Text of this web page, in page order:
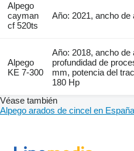
Alpego
cayman
cf 520ts
Año: 2021, ancho de
Alpego
KE 7-300
Año: 2018, ancho de
profundidad de
mm, potencia del
180 Hp
Véase también
Alpego arados de cincel en España